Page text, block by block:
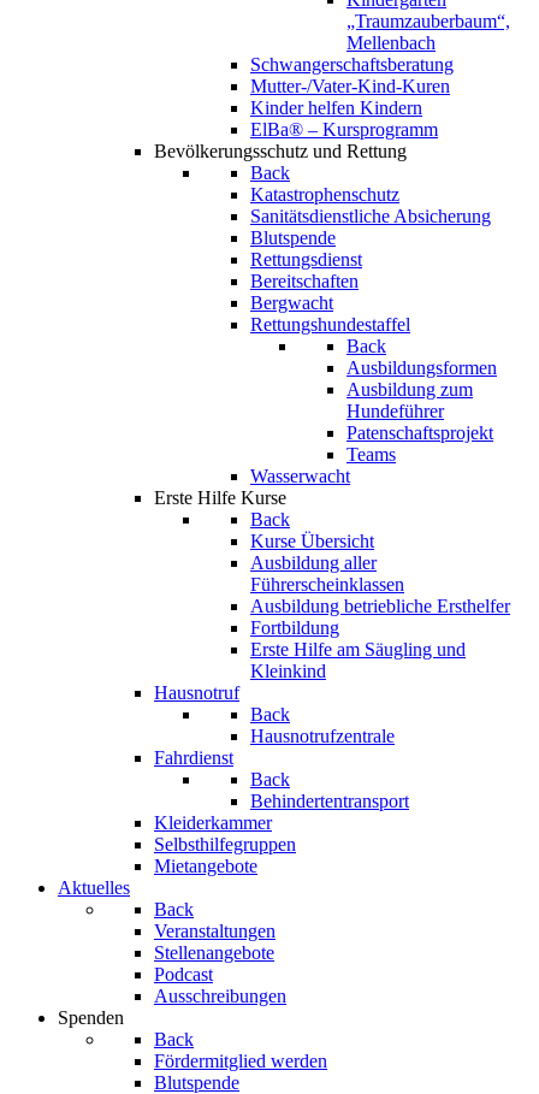
„Traumzauberbaum“,
Mellenbach
Schwangerschaftsberatung
Mutter-/Vater-Kind-Kuren
Kinder helfen Kindern
ElBa® – Kursprogramm
Bevölkerungsschutz und Rettung
Back
Katastrophenschutz
Sanitätsdienstliche Absicherung
Blutspende
Rettungsdienst
Bereitschaften
Bergwacht
Rettungshundestaffel
Back
Ausbildungsformen
Ausbildung zum
Hundeführer
Patenschaftsprojekt
Teams
Wasserwacht
Erste Hilfe Kurse
Back
Kurse Übersicht
Ausbildung aller
Führerscheinklassen
Ausbildung betriebliche Ersthelfer
Fortbildung
Erste Hilfe am Säugling und
Kleinkind
Hausnotruf
Back
Hausnotrufzentrale
Fahrdienst
Back
Behindertentransport
Kleiderkammer
Selbsthilfegruppen
Mietangebote
Aktuelles
Back
Veranstaltungen
Stellenangebote
Podcast
Ausschreibungen
Spenden
Back
Fördermitglied werden
Blutspende